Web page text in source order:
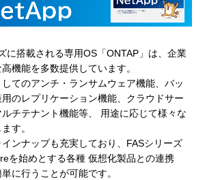
に搭載される専用OS「ONTAP」は、企業
機能を多数提供しています。
てのアンチ・ランサムウェア機能、バッ
のレプリケーション機能、クラウドサー
チテナント機能等、 用途に応じて様々な
す。
ンナップも充実しており、FASシリーズ
を始めとする各種 仮想化製品との連携
に行うことが可能です。